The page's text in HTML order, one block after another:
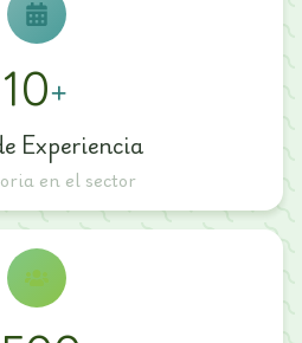
10+
Experiencia
en el sector